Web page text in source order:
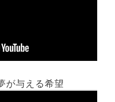
が与える希望
ホーム